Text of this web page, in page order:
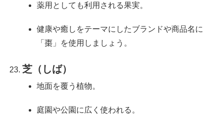
薬用としても利用される果実。
健康や癒しをテーマにしたブランドや商品名に
「棗」を使用しましょう。
芝（しば）
地面を覆う植物。
庭園や公園に広く使われる。